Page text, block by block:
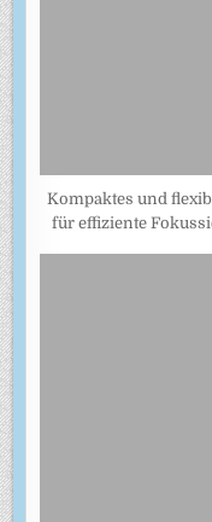
Kompaktes und
für effiziente